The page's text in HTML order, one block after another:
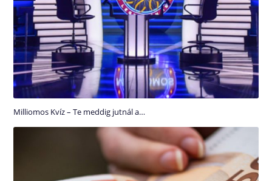
Milliomos Kvíz – Te meddig jutnál a…